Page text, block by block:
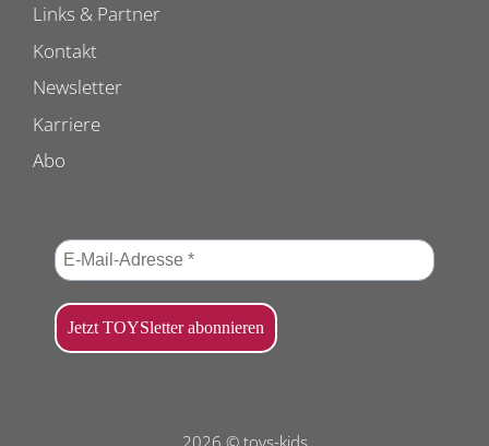
Links & Partner
Kontakt
Newsletter
Karriere
Abo